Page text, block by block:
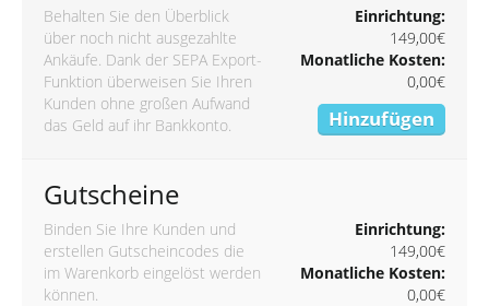
Behalten Sie den Überblick
über noch nicht ausgezahlte
Ankäufe. Dank der SEPA Export-
Funktion überweisen Sie Ihren
Kunden ohne großen Aufwand
das Geld auf ihr Bankkonto.
Einrichtung:
149,00€
Monatliche Kosten:
0,00€
Hinzufügen
Gutscheine
Binden Sie Ihre Kunden und
erstellen Gutscheincodes die
im Warenkorb eingelöst werden
können.
Einrichtung:
149,00€
Monatliche Kosten:
0,00€